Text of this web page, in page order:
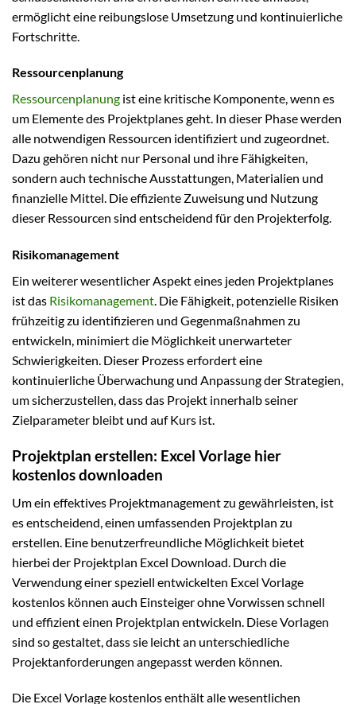
ermöglicht eine reibungslose Umsetzung und kontinuierliche
Fortschritte.
Ressourcenplanung
Ressourcenplanung ist eine kritische Komponente, wenn es
um Elemente des Projektplanes geht. In dieser Phase werden
alle notwendigen Ressourcen identifiziert und zugeordnet.
Dazu gehören nicht nur Personal und ihre Fähigkeiten,
sondern auch technische Ausstattungen, Materialien und
finanzielle Mittel. Die effiziente Zuweisung und Nutzung
dieser Ressourcen sind entscheidend für den Projekterfolg.
Risikomanagement
Ein weiterer wesentlicher Aspekt eines jeden Projektplanes
ist das Risikomanagement. Die Fähigkeit, potenzielle Risiken
frühzeitig zu identifizieren und Gegenmaßnahmen zu
entwickeln, minimiert die Möglichkeit unerwarteter
Schwierigkeiten. Dieser Prozess erfordert eine
kontinuierliche Überwachung und Anpassung der Strategien,
um sicherzustellen, dass das Projekt innerhalb seiner
Zielparameter bleibt und auf Kurs ist.
Projektplan erstellen: Excel Vorlage hier
kostenlos downloaden
Um ein effektives Projektmanagement zu gewährleisten, ist
es entscheidend, einen umfassenden Projektplan zu
erstellen. Eine benutzerfreundliche Möglichkeit bietet
hierbei der Projektplan Excel Download. Durch die
Verwendung einer speziell entwickelten Excel Vorlage
kostenlos können auch Einsteiger ohne Vorwissen schnell
und effizient einen Projektplan entwickeln. Diese Vorlagen
sind so gestaltet, dass sie leicht an unterschiedliche
Projektanforderungen angepasst werden können.
Die Excel Vorlage kostenlos enthält alle wesentlichen